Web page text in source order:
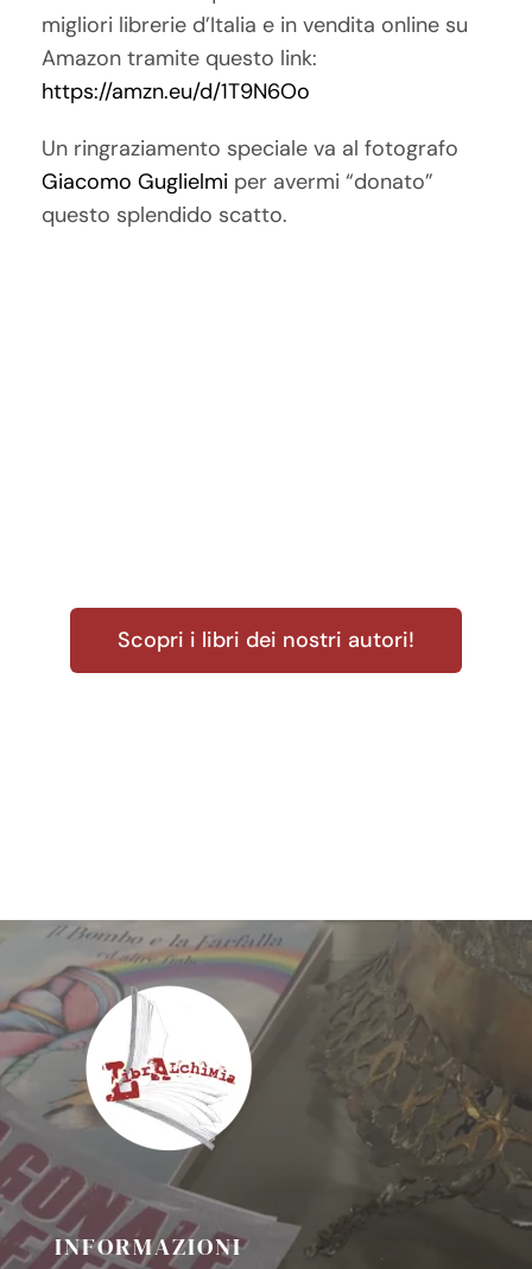
migliori librerie d’Italia e in vendita online su
Amazon tramite questo link:
https://amzn.eu/d/1T9N6Oo
Un ringraziamento speciale va al fotografo
Giacomo Guglielmi per avermi “donato”
questo splendido scatto.
Scopri i libri dei nostri autori!
INFORMAZIONI